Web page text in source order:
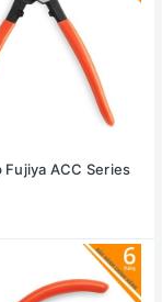
Fujiya ACC Series